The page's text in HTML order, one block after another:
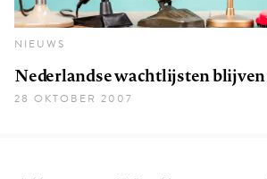
NIEUWS
Nederlandse wachtlijsten
28 OKTOBER 2007